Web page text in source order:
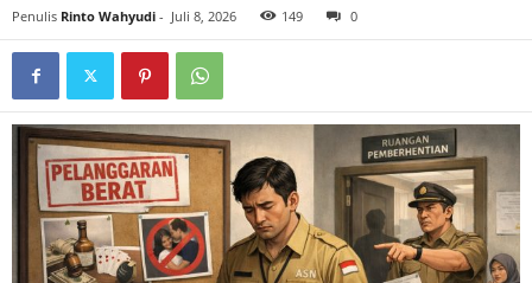
Penulis Rinto Wahyudi - Juli 8, 2026 149 0